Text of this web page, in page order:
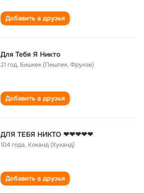
Добавить в друзья
Для Тебя Я Никто
21 год, Бишкек (Пишпек, Фрунзе)
Добавить в друзья
ДЛЯ ТЕБЯ НИКТО ❤❤❤❤❤
104 года, Коканд (Хуканд)
Добавить в друзья